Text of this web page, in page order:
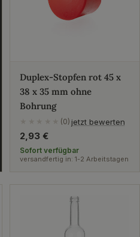
Duplex-Stopfen rot 45 x
38 x 35 mm ohne
Bohrung
(0) jetzt bewerten
Regulärer
Preis
2,93 €
Sofort verfügbar
versandfertig in: 1-2 Arbeitstagen